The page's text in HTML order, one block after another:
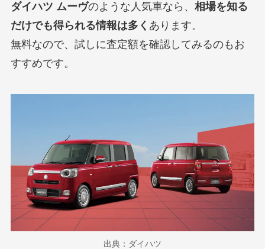
ダイハツ ムーヴのような人気車なら、 相場を知る
だけでも得られる情報は多く あります。
無料なので、試しに査定額を確認してみるのもお
すすめです。
出典：ダイハツ